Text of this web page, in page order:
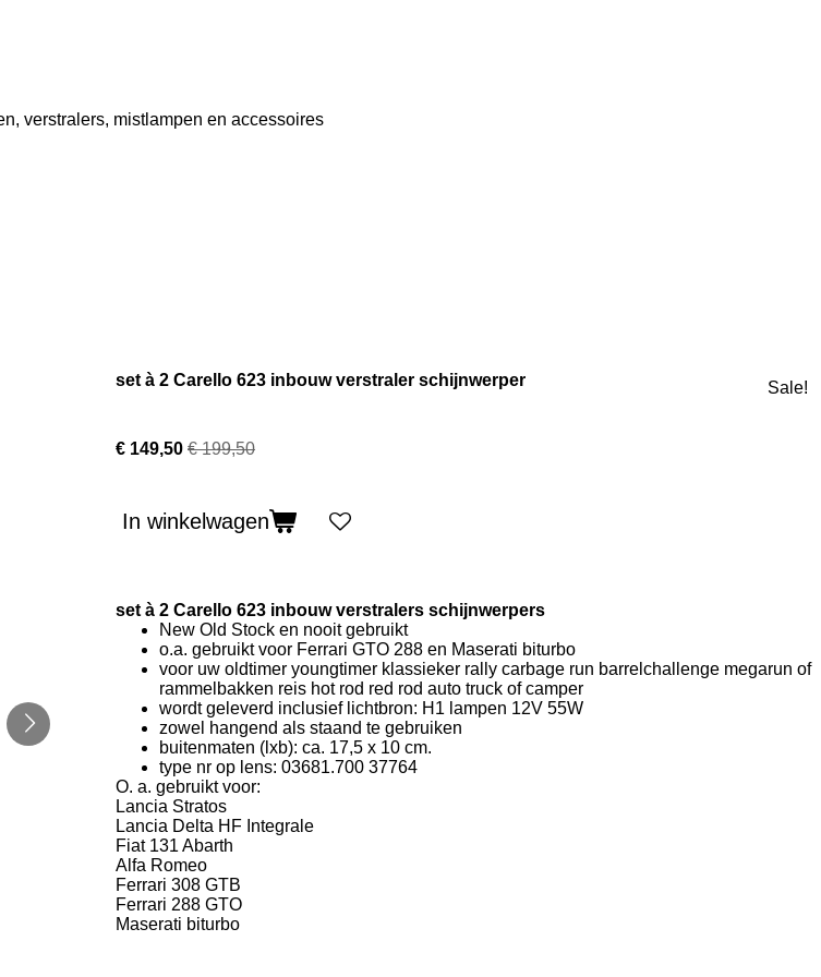
verstralers, mistlampen en accessoires
set à 2 Carello 623 inbouw verstraler schijnwerper Sale!
€ 149,50 € 199,50
In winkelwagen
set à 2 Carello 623 inbouw verstralers schijnwerpers
New Old Stock en nooit gebruikt
o.a. gebruikt voor Ferrari GTO 288 en Maserati biturbo
voor uw oldtimer youngtimer klassieker rally carbage run barrelchallenge megarun of
rammelbakken reis hot rod red rod auto truck of camper
wordt geleverd inclusief lichtbron: H1 lampen 12V 55W
zowel hangend als staand te gebruiken
buitenmaten (lxb): ca. 17,5 x 10 cm.
type nr op lens: 03681.700 37764
O. a. gebruikt voor:
Lancia Stratos
Lancia Delta HF Integrale
Fiat 131 Abarth
Alfa Romeo
Ferrari 308 GTB
Ferrari 288 GTO
Maserati biturbo